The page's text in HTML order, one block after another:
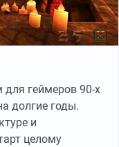
для геймеров 90-х
долгие годы.
и
целому